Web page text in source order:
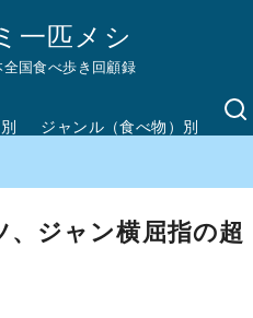
一匹メシ
国食べ歩き回顧録
ジャンル（食べ物）別
ジャン横屈指の超